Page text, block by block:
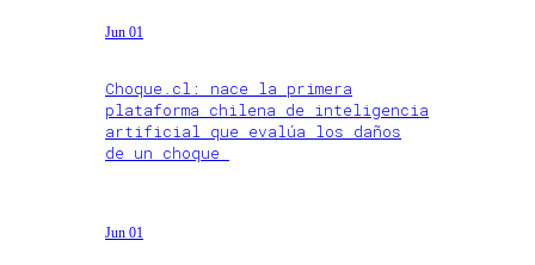
Jun 01
Choque.cl: nace la primera
plataforma chilena de inteligencia
artificial que evalúa los daños
de un choque
Jun 01